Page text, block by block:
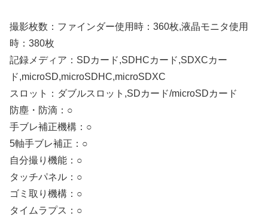
撮影枚数：ファインダー使用時：360枚,液晶モニタ使用
時：380枚
記録メディア：SDカード,SDHCカード,SDXCカー
ド,microSD,microSDHC,microSDXC
スロット：ダブルスロット,SDカード/microSDカード
防塵・防滴：○
手ブレ補正機構：○
5軸手ブレ補正：○
自分撮り機能：○
タッチパネル：○
ゴミ取り機構：○
タイムラプス：○